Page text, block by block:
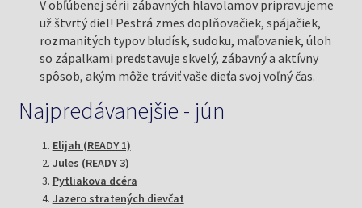
V obľúbenej sérii zábavných hlavolamov pripravujeme
už štvrtý diel! Pestrá zmes doplňovačiek, spájačiek,
rozmanitých typov bludísk, sudoku, maľovaniek, úloh
so zápalkami predstavuje skvelý, zábavný a aktívny
spôsob, akým môže tráviť vaše dieťa svoj voľný čas.
Najpredávanejšie - jún
Elijah (READY 1)
Jules (READY 3)
Pytliakova dcéra
Jazero stratených dievčat